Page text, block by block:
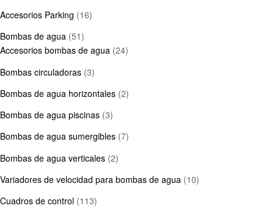
Accesorios Parking (16)
Bombas de agua (51)
Accesorios bombas de agua (24)
Bombas circuladoras (3)
Bombas de agua horizontales (2)
Bombas de agua piscinas (3)
Bombas de agua sumergibles (7)
Bombas de agua verticales (2)
Variadores de velocidad para bombas de agua (10)
Cuadros de control (113)